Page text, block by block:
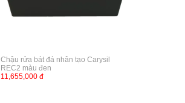
Chậu rửa bát đá nhân tạo Carysil
REC2 màu đen
11,655,000 đ